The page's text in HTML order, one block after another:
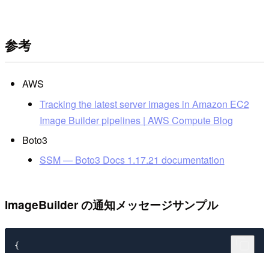
参考
AWS
Tracking the latest server images in Amazon EC2
Image Builder pipelines | AWS Compute Blog
Boto3
SSM — Boto3 Docs 1.17.21 documentation
ImageBuilder の通知メッセージサンプル
{